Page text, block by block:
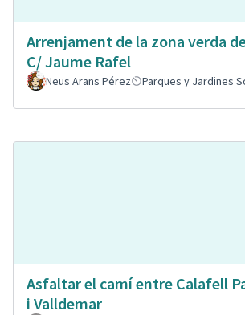
Arrenjament de la zona verda
C/ Jaume Rafel
Neus Arans Pérez Parques y Jardines
Asfaltar el camí entre Calafell
i Valldemar